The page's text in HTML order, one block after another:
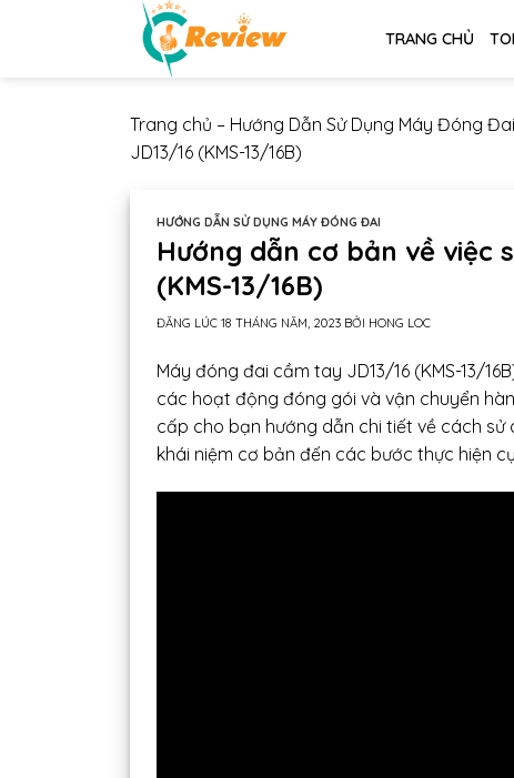
TRANG CHỦ
Trang chủ – Hướng Dẫn Sử Dụng Máy Đóng Đai
JD13/16 (KMS-13/16B)
HƯỚNG DẪN SỬ DỤNG MÁY ĐÓNG ĐAI
Hướng dẫn cơ bản về việc
(KMS-13/16B)
ĐĂNG LÚC 18 THÁNG NĂM, 2023 BỞI HONG LOC
Máy đóng đai cầm tay JD13/16 (KMS-13/
các hoạt động đóng gói và vận chuyển
cấp cho bạn hướng dẫn chi tiết về cách sử
khái niệm cơ bản đến các bước thực hiện